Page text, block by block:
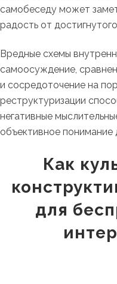
самобеседу может
радость от
Вредные схемы
самоосуждение,
и сосредоточение на
реструктуризации
негативные
объективное понимание
Как
для